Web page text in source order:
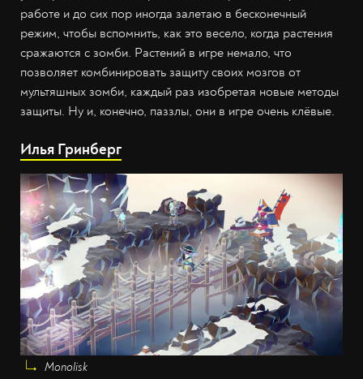
работе и до сих пор иногда залетаю в бесконечный
режим, чтобы вспомнить, как это весело, когда растения
сражаются с зомби. Растений в игре немало, что
позволяет комбинировать защиту своих мозгов от
мультяшных зомби, каждый раз изобретая новые методы
защиты. Ну и, конечно, паззлы, они в игре очень клёвые.
Илья Гринберг
Monolisk